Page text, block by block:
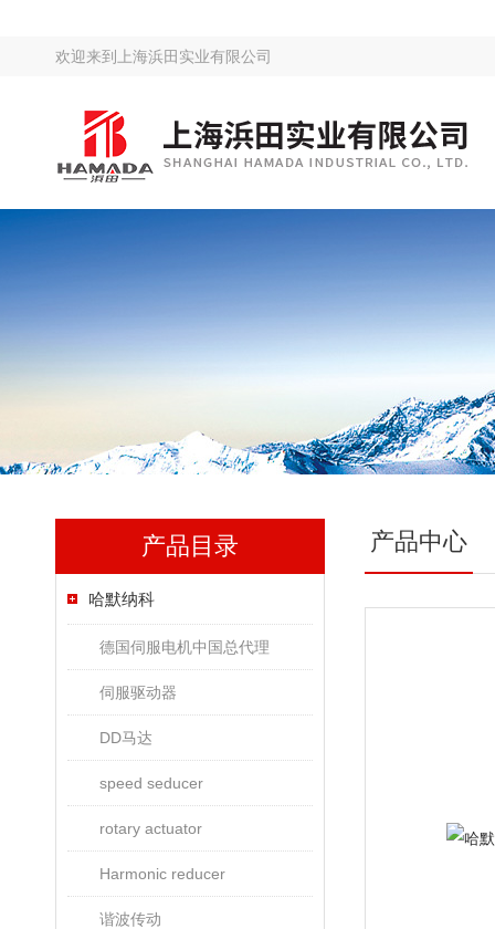
欢迎来到 上海浜田实业有限公司
产品目录
哈默纳科
德国伺服电机中国总代理
伺服驱动器
DD马达
speed seducer
rotary actuator
Harmonic reducer
谐波传动
产品中心